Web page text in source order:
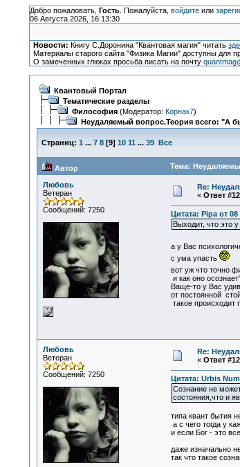
Добро пожаловать, Гость. Пожалуйста, войдитеили
06 Августа 2026, 16:13:30
Новости: Книгу С.Доронина "Квантовая магия" читать
Материалы старого сайта "Физика Магии" доступны для
О замеченных глюках просьба писать на почту
Квантовый Портал
Тематические разделы
Философия(Модератор: Корнак7)
Неудаляемый вопрос.Теория всего: "А
Страниц: 1 ... 7 8[9] 10 11 ... 39 Все
Автор Тема:
Любовь
Ветеран
Сообщений: 7250
Re:
« Ответ
Цитата: Pipa от
Выходит, что это
а у Вас
с ума упасть
вот уж что точно
и как оно
Ваще-то у Вас
от постоянной
такое
Любовь
Ветеран
Сообщений: 7250
Re:
« Ответ
Цитата: Urbis
Сознание не
состояния,что и
типа квант бытия
а с чего тогда у
и если Бог - это
даже изначально
так что такое